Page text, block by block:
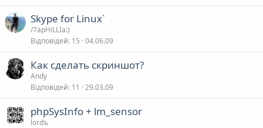
Skype for Linux`
/7apHiLLIa:)
Відповідей 15 04.06.09
Как сделать скриншот?
Andy
Відповідей 11 29.03.09
phpSysInfo + lm_sensor
lordъ